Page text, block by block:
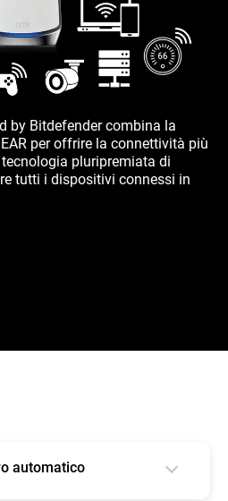
by Bitdefender combina la
per offrire la connettività più
pluripremiata di
tutti i dispositivi connessi in
automatico